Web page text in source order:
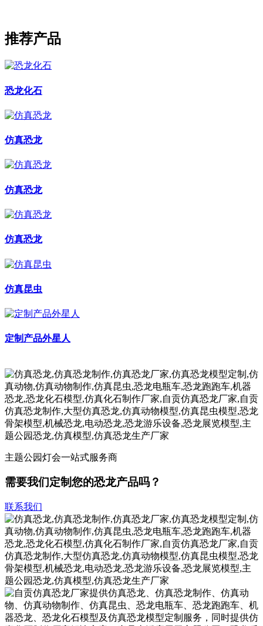
推荐产品
恐龙化石
仿真恐龙
仿真恐龙
仿真恐龙
仿真昆虫
定制产品外星人
主题公园灯会一站式服务商
需要我们定制您的恐龙产品吗？
联系我们